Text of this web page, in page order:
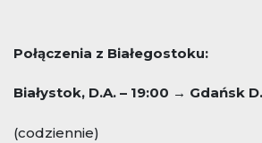
Połączenia z Białegostoku:
Białystok, D.A. – 19:00 → Gdańsk
(codziennie)